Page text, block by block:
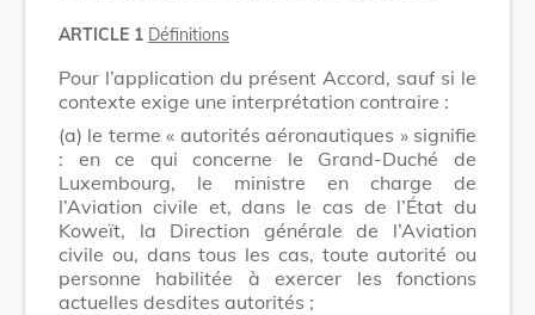
ARTICLE 1 Définitions
Pour l’application du présent Accord, sauf si le
contexte exige une interprétation contraire :
(a) le terme « autorités aéronautiques » signifie
: en ce qui concerne le Grand-Duché de
Luxembourg, le ministre en charge de
l’Aviation civile et, dans le cas de l’État du
Koweït, la Direction générale de l’Aviation
civile ou, dans tous les cas, toute autorité ou
personne habilitée à exercer les fonctions
actuelles desdites autorités ;